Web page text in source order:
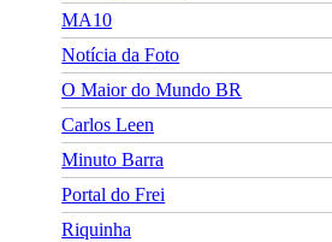
MA10
Notícia da Foto
O Maior do Mundo BR
Carlos Leen
Minuto Barra
Portal do Frei
Riquinha